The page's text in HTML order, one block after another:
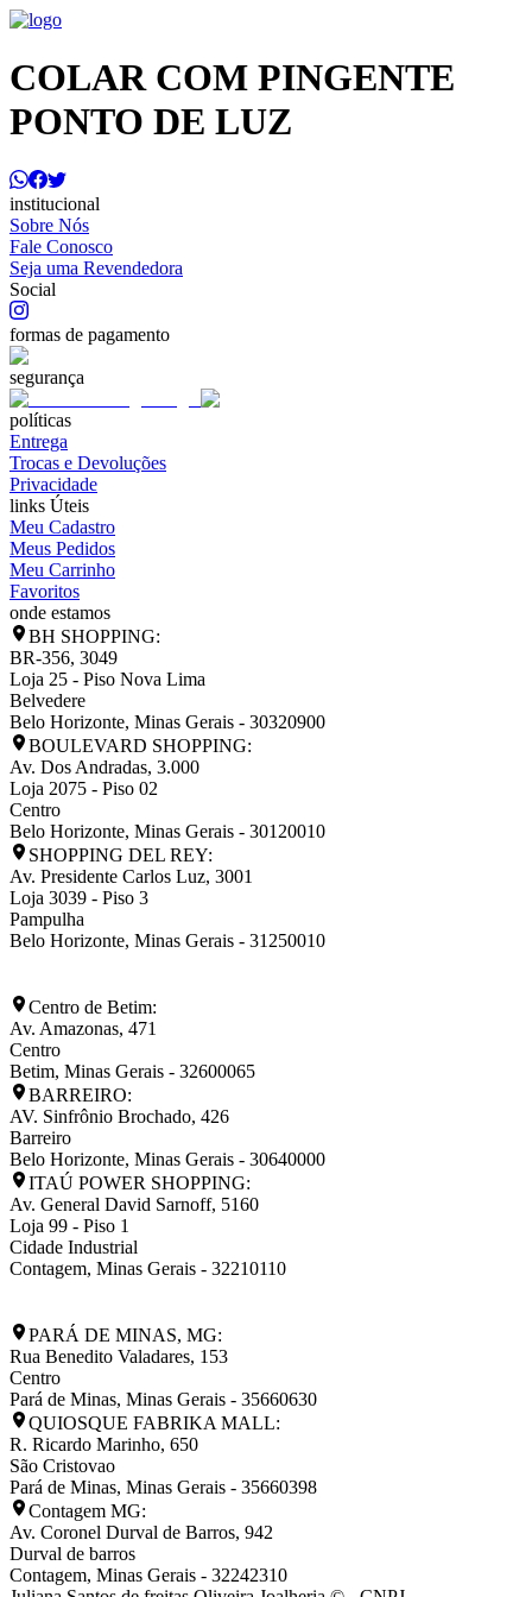
COLAR COM PINGENTE
PONTO DE LUZ
institucional
Sobre Nós
Fale Conosco
Seja uma Revendedora
Social
formas de pagamento
segurança
políticas
Entrega
Trocas e Devoluções
Privacidade
links Úteis
Meu Cadastro
Meus Pedidos
Meu Carrinho
Favoritos
onde estamos
BH SHOPPING:
BR-356, 3049
Loja 25 - Piso Nova Lima
Belvedere
Belo Horizonte, Minas Gerais - 30320900
BOULEVARD SHOPPING:
Av. Dos Andradas, 3.000
Loja 2075 - Piso 02
Centro
Belo Horizonte, Minas Gerais - 30120010
SHOPPING DEL REY:
Av. Presidente Carlos Luz, 3001
Loja 3039 - Piso 3
Pampulha
Belo Horizonte, Minas Gerais - 31250010
Centro de Betim:
Av. Amazonas, 471
Centro
Betim, Minas Gerais - 32600065
BARREIRO:
AV. Sinfrônio Brochado, 426
Barreiro
Belo Horizonte, Minas Gerais - 30640000
ITAÚ POWER SHOPPING:
Av. General David Sarnoff, 5160
Loja 99 - Piso 1
Cidade Industrial
Contagem, Minas Gerais - 32210110
PARÁ DE MINAS, MG:
Rua Benedito Valadares, 153
Centro
Pará de Minas, Minas Gerais - 35660630
QUIOSQUE FABRIKA MALL:
R. Ricardo Marinho, 650
São Cristovao
Pará de Minas, Minas Gerais - 35660398
Contagem MG:
Av. Coronel Durval de Barros, 942
Durval de barros
Contagem, Minas Gerais - 32242310